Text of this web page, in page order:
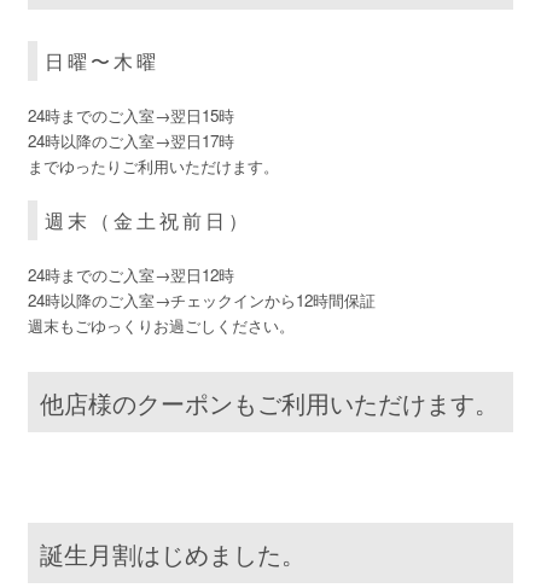
日曜〜木曜
24時までのご入室→翌日15時
24時以降のご入室→翌日17時
までゆったりご利用いただけます。
週末（金土祝前日）
24時までのご入室→翌日12時
24時以降のご入室→チェックインから12時間保証
週末もごゆっくりお過ごしください。
他店様のクーポンもご利用いただけます。
誕生月割はじめました。